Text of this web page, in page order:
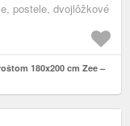
postele, dvojlôžkové
180x200 cm Zee –